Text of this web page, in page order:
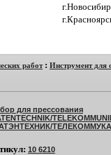
работ: Инструмент для
для прессования
10 6210